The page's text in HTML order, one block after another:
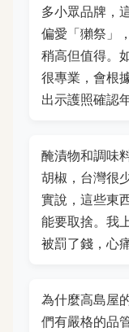
多小眾品牌，
偏愛「獺祭」
稍高但值得。
很專業，會根
出示護照確認
醃漬物和調味
胡椒，台灣很
實說，這些東
能要取捨。我
被罰了錢，心
為什麼高島屋
們有嚴格的品